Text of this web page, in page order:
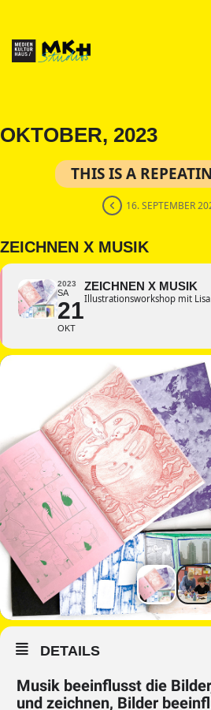
OKTOBER, 2023
THIS IS A
16. SEPTEMBER
ZEICHNEN X MUSIK
2023
SA
21
OKT
ZEICHNEN X MUSIK
Illustrationsworkshop mit
DETAILS
Musik beeinflusst die
und zeichnen, Bilder